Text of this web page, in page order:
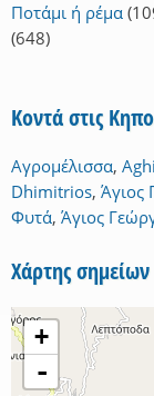
Ποτάμι ή ρέμα
(648)
Κοντά στις
Αγρομέλισσα,
Dhimitrios, Άγιος
Φυτά, Άγιος
Χάρτης
+
-